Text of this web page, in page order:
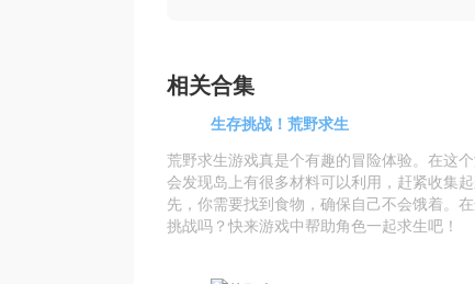
相关合集
生存挑战！荒野求生
荒野求生游戏真是个有趣的冒险体验。在这
会发现岛上有很多材料可以利用，赶紧收集
先，你需要找到食物，确保自己不会饿着。
挑战吗？快来游戏中帮助角色一起求生吧！